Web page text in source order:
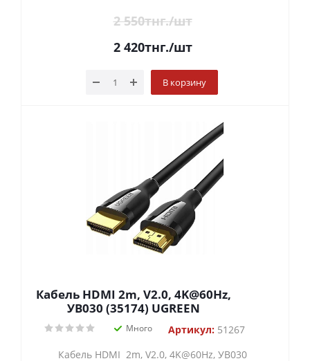
2 550тнг./шт
2 420тнг./шт
В корзину
Кабель HDMI 2m, V2.0, 4K@60Hz,
УВ030 (35174) UGREEN
Много Артикул:51267
Кабель HDMI 2m, V2.0, 4K@60Hz, УВ030